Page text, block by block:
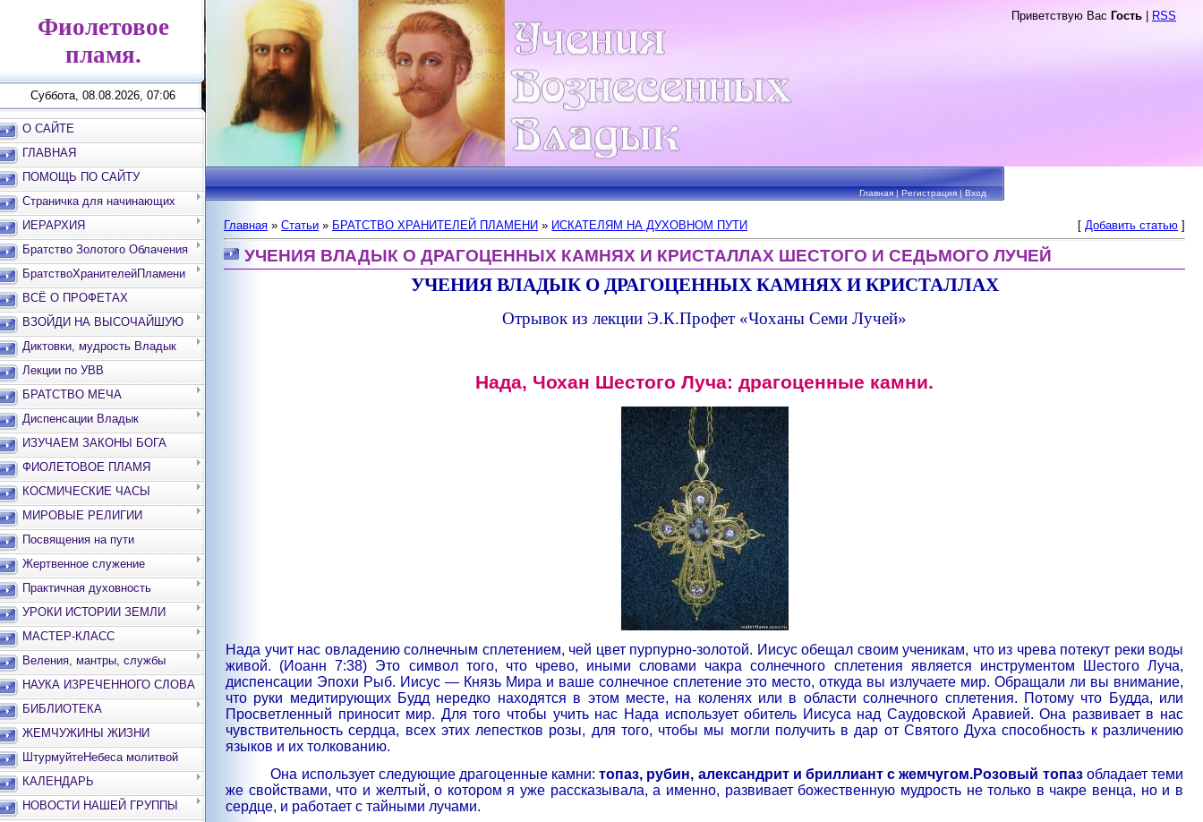
Фиолетовое
пламя.
Суббота, 08.08.2026, 07:06
О САЙТЕ
ГЛАВНАЯ
ПОМОЩЬ ПО САЙТУ
Страничка для начинающих
ИЕРАРХИЯ
Братство Золотого Облачения
БратствоХранителейПламени
ВСЁ О ПРОФЕТАХ
ВЗОЙДИ НА ВЫСОЧАЙШУЮ
ВЕРШИНУ
Диктовки, мудрость Владык
Лекции по УВВ
БРАТСТВО МЕЧА
Диспенсации Владык
ИЗУЧАЕМ ЗАКОНЫ БОГА
ФИОЛЕТОВОЕ ПЛАМЯ
КОСМИЧЕСКИЕ ЧАСЫ
МИРОВЫЕ РЕЛИГИИ
Посвящения на пути
Жертвенное служение
Практичная духовность
УРОКИ ИСТОРИИ ЗЕМЛИ
МАСТЕР-КЛАСС
Веления, мантры, службы
НАУКА ИЗРЕЧЕННОГО СЛОВА
БИБЛИОТЕКА
ЖЕМЧУЖИНЫ ЖИЗНИ
ШтурмуйтеНебеса молитвой
КАЛЕНДАРЬ
НОВОСТИ НАШЕЙ ГРУППЫ
Приветствую Вас Гость RSS
Главная|Регистрация|Вход
Главная » Статьи » БРАТСТВО ХРАНИТЕЛЕЙ ПЛАМЕНИ » ИСКАТЕЛЯМ НА ДУХОВНОМ ПУТИ [ Добавить статью ]
УЧЕНИЯ ВЛАДЫК О ДРАГОЦЕННЫХ КАМНЯХ И КРИСТАЛЛАХ ШЕСТОГО И СЕДЬМОГО ЛУЧЕЙ
УЧЕНИЯ ВЛАДЫК О ДРАГОЦЕННЫХ КАМНЯХ И КРИСТАЛЛАХ
Отрывок из лекции Э.К.Профет «Чоханы Семи Лучей»
Нада, Чохан Шестого Луча: драгоценные камни.
Нада учит нас овладению солнечным сплетением, чей цвет пурпурно-золотой. Иисус обещал своим ученикам, что из чрева потекут реки воды
живой. (Иоанн 7:38) Это символ того, что чрево, иными словами чакра солнечного сплетения является инструментом Шестого Луча,
диспенсации Эпохи Рыб. Иисус — Князь Мира и ваше солнечное сплетение это место, откуда вы излучаете мир. Обращали ли вы внимание,
что руки медитирующих Будд нередко находятся в этом месте, на коленях или в области солнечного сплетения. Потому что Будда, или
Просветленный приносит мир. Для того чтобы учить нас Нада использует обитель Иисуса над Саудовской Аравией. Она развивает в нас
чувствительность сердца, всех этих лепестков розы, для того, чтобы мы могли получить в дар от Святого Духа способность к различению
языков и их толкованию.
Она использует следующие драгоценные камни:топаз, рубин, александрит и бриллиант с жемчугом.Розовый топазобладает теми
же свойствами, что и желтый, о котором я уже рассказывала, а именно, развивает божественную мудрость не только в чакре венца, но и в
сердце, и работает с тайными лучами.